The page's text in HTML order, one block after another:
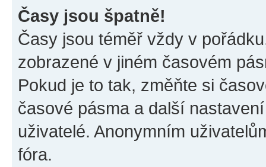
Časy jsou špatně!
Časy jsou téměř vždy v
zobrazené v jiném časovém
Pokud je to tak, změňte si
časové pásma a další
uživatelé. Anonymním
fóra.